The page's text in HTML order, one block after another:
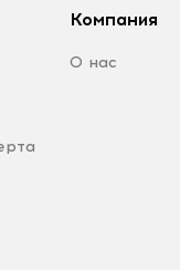
Компания
О нас